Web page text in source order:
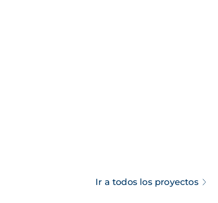
Ir a todos los proyectos